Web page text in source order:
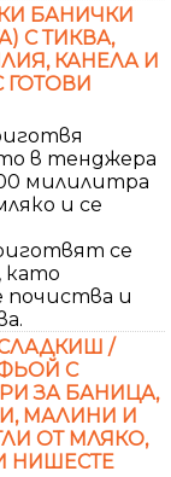
БАНИЧКИ
С ТИКВА,
КАНЕЛА И
ГОТОВИ
в тенджера
милилитра
и се
се
, като
почиства и
/
С
ЗА БАНИЦА,
МАЛИНИ И
ОТ МЛЯКО,
НИШЕСТЕ